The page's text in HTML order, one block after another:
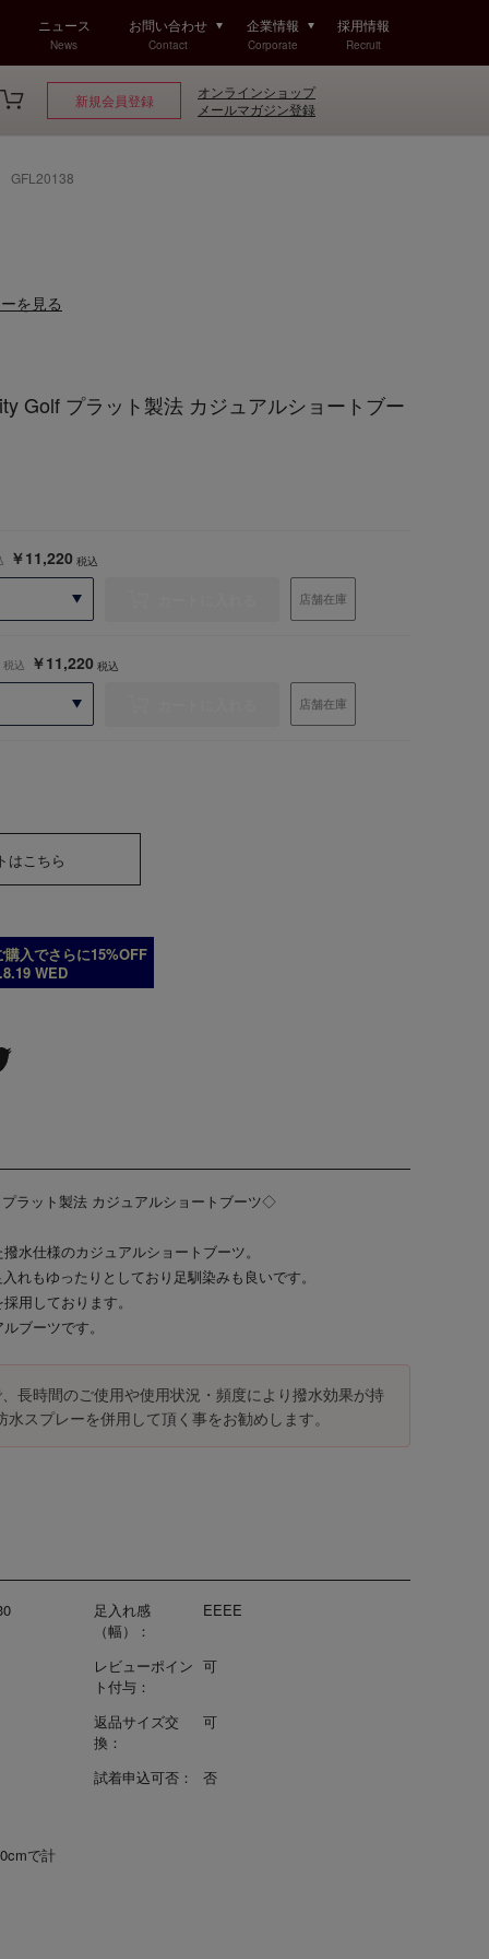
ニュース
News
お問い合わせ
Contact
企業情報
Corporate
採用情報
Recruit
新規会員登録
オンラインショップ
メールマガジン登録
GFL20138
を見る
Golf プラット製法 カジュアルショートブー
で計
足入れ感
（幅）：
EEEE
レビューポイン
ト付与：
可
返品サイズ交
換：
可
試着申込可否： 否
￥11,220 税込
店舗在庫
￥11,220 税込
税込
店舗在庫
ラット製法 カジュアルショートブーツ◇
水仕様のカジュアルショートブーツ。
れもゆったりとしており足馴染みも良いです。
用しております。
ブーツです。
長時間のご使用や使用状況・頻度により撥水効果が持
スプレーを併用して頂く事をお勧めします。
はこちら
入でさらに15%OFF
WED